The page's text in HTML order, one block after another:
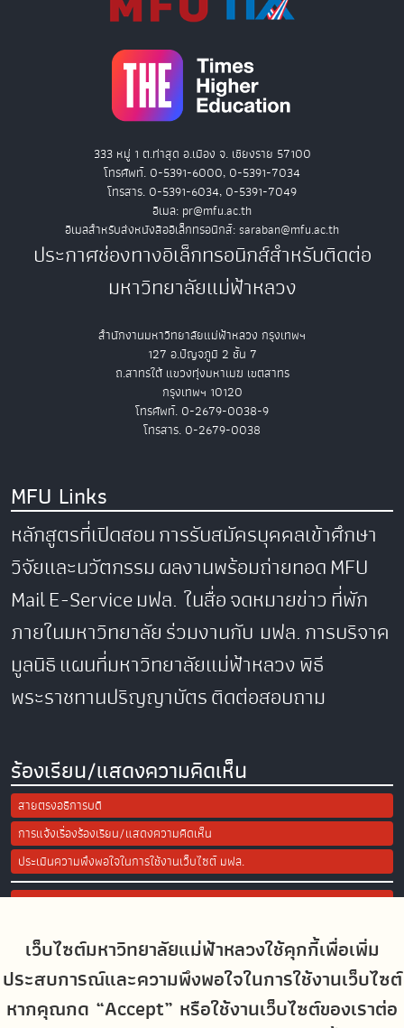
เว็บไซต์มหาวิทยาลัยแม่ฟ้าหลวงใช้คุกกี้เพื่อเพิ่ม
ประสบการณ์และความพึงพอใจในการใช้งานเว็บไซต์
หากคุณกด “Accept” หรือใช้งานเว็บไซต์ของเราต่อ
333 หมู่ 1 ต.ท่าสุด อ.เมือง จ. เชียงราย 57100
โทรศัพท์. 0-5391-6000, 0-5391-7034
โทรสาร. 0-5391-6034, 0-5391-7049
อีเมล: pr@mfu.ac.th
อีเมลสำหรับส่งหนังสืออิเล็กทรอนิกส์: saraban@mfu.ac.th
ประกาศช่องทางอิเล็กทรอนิกส์สำหรับติดต่อ
มหาวิทยาลัยแม่ฟ้าหลวง
สำนักงานมหาวิทยาลัยแม่ฟ้าหลวง กรุงเทพฯ
127 อ.ปัญจภูมิ 2 ชั้น 7
ถ.สาทรใต้ แขวงทุ่งมหาเมฆ เขตสาทร
กรุงเทพฯ 10120
โทรศัพท์. 0-2679-0038-9
โทรสาร. 0-2679-0038
MFU Links
หลักสูตรที่เปิดสอนการรับสมัครบุคคลเข้าศึกษา
วิจัยและนวัตกรรมผลงานพร้อมถ่ายทอดMFU
MailE-Serviceมฟล. ในสื่อจดหมายข่าวที่พัก
ภายในมหาวิทยาลัยร่วมงานกับ มฟล.การบริจาค
มูลนิธิแผนที่มหาวิทยาลัยแม่ฟ้าหลวงพิธี
พระราชทานปริญญาบัตรติดต่อสอบถาม
ร้องเรียน/แสดงความคิดเห็น
สายตรงอธิการบดี
การแจ้งเรื่องร้องเรียน/แสดงความคิดเห็น
ประเมินความพึงพอใจในการใช้งานเว็บไซต์ มฟล.
Site Map
Social Media